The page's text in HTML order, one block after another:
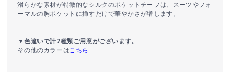
滑らかな素材が特徴的なシルクのポケットチーフは、スーツやフォ
ーマルの胸ポケットに挿すだけで華やかさが増します。
▼色違いで計7種類ご用意がございます。
その他のカラーはこちら